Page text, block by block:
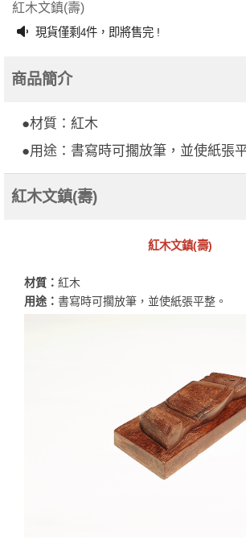
紅木文鎮(壽)
現貨僅剩 4件，即將售完 !
商品簡介
●材質：紅木
●用途：書寫時可擱放筆，並使紙張
紅木文鎮(壽)
紅木文鎮(壽)
材質： 紅木
用途： 書寫時可擱放筆，並使紙張平整。